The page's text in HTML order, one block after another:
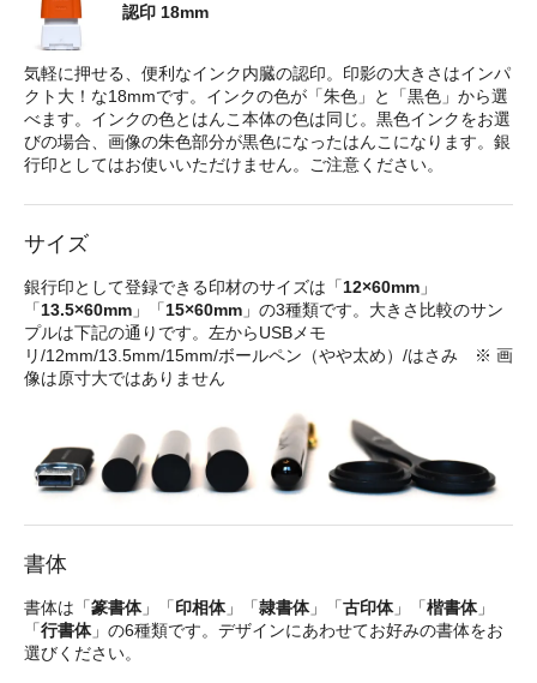
認印 18mm
気軽に押せる、便利なインク内臓の認印。印影の大きさはインパ
クト大！な18mmです。インクの色が「朱色」と「黒色」から選
べます。インクの色とはんこ本体の色は同じ。黒色インクをお選
びの場合、画像の朱色部分が黒色になったはんこになります。銀
行印としてはお使いいただけません。ご注意ください。
サイズ
銀行印として登録できる印材のサイズは「12×60mm 」
「13.5×60mm 」「15×60mm 」の3種類です。大きさ比較のサン
プルは下記の通りです。左からUSBメモ
リ/12mm/13.5mm/15mm/ボールペン（やや太め）/はさみ ※ 画
像は原寸大ではありません
書体
書体は「篆書体」「印相体」「隷書体」「古印体」「楷書体」
「行書体」の6種類です。デザインにあわせてお好みの書体をお
選びください。